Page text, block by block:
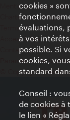
Mentions obligatoires
Charte sur le respect
Terms of Use
Accessibilité
Contact presse
Paramètres de cookies
© Copyright
cookies »
évaluations,
à vos
possible. Si
cookies,
standard
Conseil :
de cookies à
le lien «